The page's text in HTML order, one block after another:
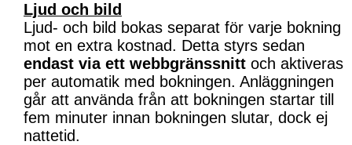
Ljud och bild
Ljud- och bild bokas separat för varje bokning
mot en extra kostnad. Detta styrs sedan
endast via ett webbgränssnitt och aktiveras
per automatik med bokningen. Anläggningen
går att använda från att bokningen startar till
fem minuter innan bokningen slutar, dock ej
nattetid.